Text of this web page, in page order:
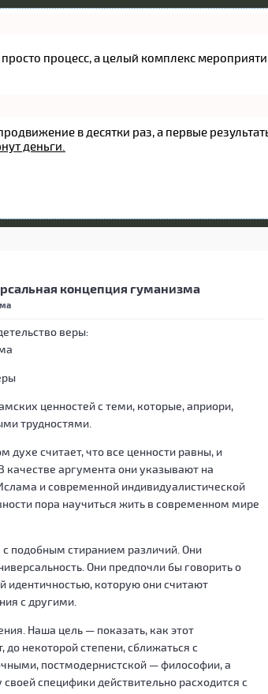
процесс, а целый комплекс
в десятки раз, а первые
деньги.
концепция гуманизма
ценностей с теми, которые, априори,
трудностями.
духе считает, что все ценности равны, и
аргумента они указывают на
и современной индивидуалистической
пора научиться жить в современном мире
с подобным стиранием различий. Они
Они предпочли бы говорить о
идентичностью, которую они считают
с другими.
Наша цель — показать, как этот
некоторой степени, сближаться с
постмодернистской — философии, а
специфики действительно расходится с